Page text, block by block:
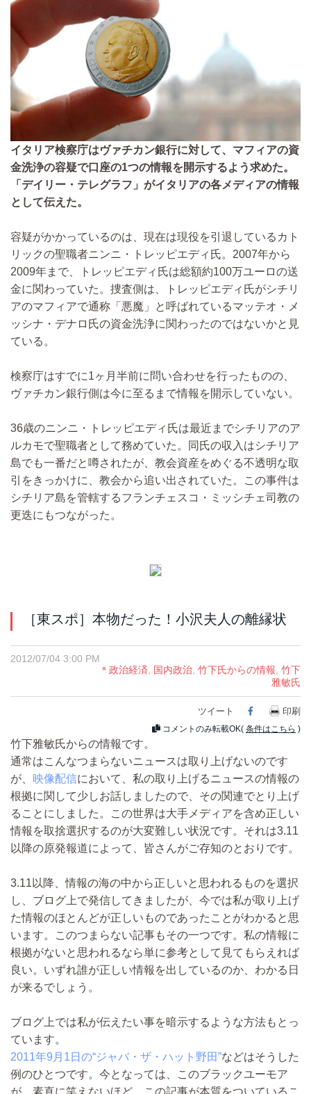
イタリア検察庁はヴァチカン銀行に対して、マフィアの資
金洗浄の容疑で口座の1つの情報を開示するよう求めた。
「デイリー・テレグラフ」がイタリアの各メディアの情報
として伝えた。
容疑がかかっているのは、現在は現役を引退しているカト
リックの聖職者ニンニ・トレッピエディ氏。2007年から
2009年まで、トレッピエディ氏は総額約100万ユーロの送
金に関わっていた。捜査側は、トレッピエディ氏がシチリ
アのマフィアで通称「悪魔」と呼ばれているマッテオ・メ
ッシナ・デナロ氏の資金洗浄に関わったのではないかと見
ている。
検察庁はすでに1ヶ月半前に問い合わせを行ったものの、
ヴァチカン銀行側は今に至るまで情報を開示していない。
36歳のニンニ・トレッピエディ氏は最近までシチリアのア
ルカモで聖職者として務めていた。同氏の収入はシチリア
島でも一番だと噂されたが、教会資産をめぐる不透明な取
引をきっかけに、教会から追い出されていた。この事件は
シチリア島を管轄するフランチェスコ・ミッシチェ司教の
更迭にもつながった。
［東スポ］本物だった！小沢夫人の離縁状
2012/07/04 3:00 PM
＊政治経済
国内政治 竹下氏からの情報 竹下
雅敏氏
ツイート Facebook
印刷
コメントのみ転載OK( 条件はこちら )
竹下雅敏氏からの情報です。
通常はこんなつまらないニュースは取り上げないのです
が、 映像配信において、私の取り上げるニュースの情報の
根拠に関して少しお話しましたので、その関連でとり上げ
ることにしました。この世界は大手メディアを含め正しい
情報を取捨選択するのが大変難しい状況です。それは3.11
以降の原発報道によって、皆さんがご存知のとおりです。
3.11以降、情報の海の中から正しいと思われるものを選択
し、ブログ上で発信してきましたが、今では私が取り上げ
た情報のほとんどが正しいものであったことがわかると思
います。このつまらない記事もその一つです。私の情報に
根拠がないと思われるなら単に参考として見てもらえれば
良い。いずれ誰が正しい情報を出しているのか、わかる日
が来るでしょう。
ブログ上では私が伝えたい事を暗示するような方法もとっ
ています。
2011年9月1日の“ジャバ・ザ・ハット野田”などはそうした
例のひとつです。今となっては、このブラックユーモア
が、素直に笑えないほど、この記事が本質をついているこ